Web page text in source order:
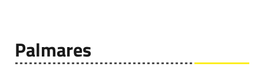
Palmares